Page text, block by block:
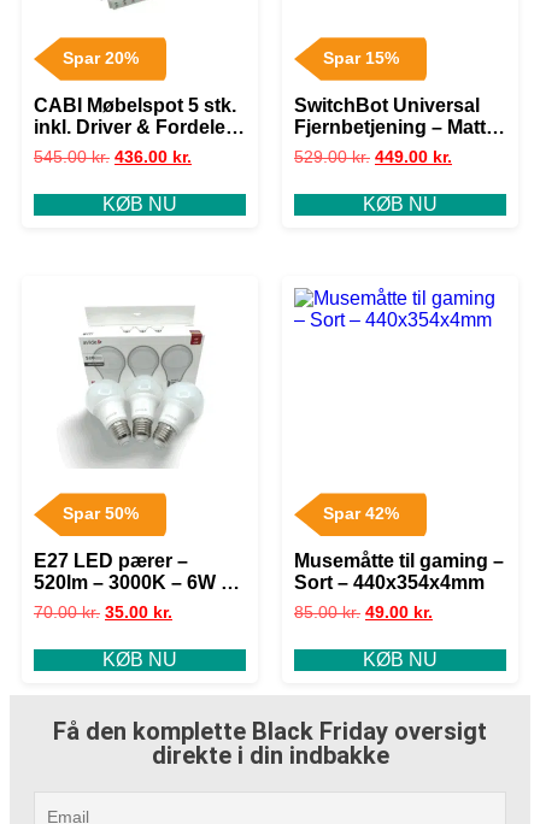
Spar 20%
CABI Møbelspot 5 stk.
inkl. Driver & Fordeler
– LED – Dæmpbar –
545.00kr. 436.00 kr.
KØB NU
Spar 15%
SwitchBot Universal
Fjernbetjening – Matter
Kompatibel
529.00kr. 449.00 kr.
KØB NU
Spar 50%
E27 LED pærer –
520lm – 3000K – 6W –
Value Pack med 3 stk.
70.00kr. 35.00 kr.
KØB NU
Spar 42%
Musemåtte til gaming –
Sort – 440x354x4mm
85.00kr. 49.00 kr.
KØB NU
Få den komplette Black Friday oversigt
direkte i din indbakke